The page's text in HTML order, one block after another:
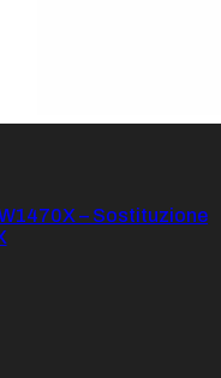
– Sostituzione